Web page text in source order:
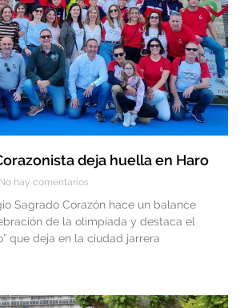
deja huella en Haro
No hay comentarios
Sagrado Corazón hace un balance
de la olimpiada y destaca el
que deja en la ciudad jarrera